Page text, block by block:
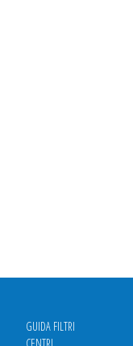
GUIDA FILTRI